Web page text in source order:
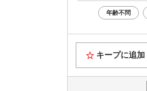
年齢不問
キープに追加